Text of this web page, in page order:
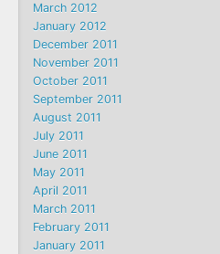
March 2012
January 2012
December 2011
November 2011
October 2011
September 2011
August 2011
July 2011
June 2011
May 2011
April 2011
March 2011
February 2011
January 2011